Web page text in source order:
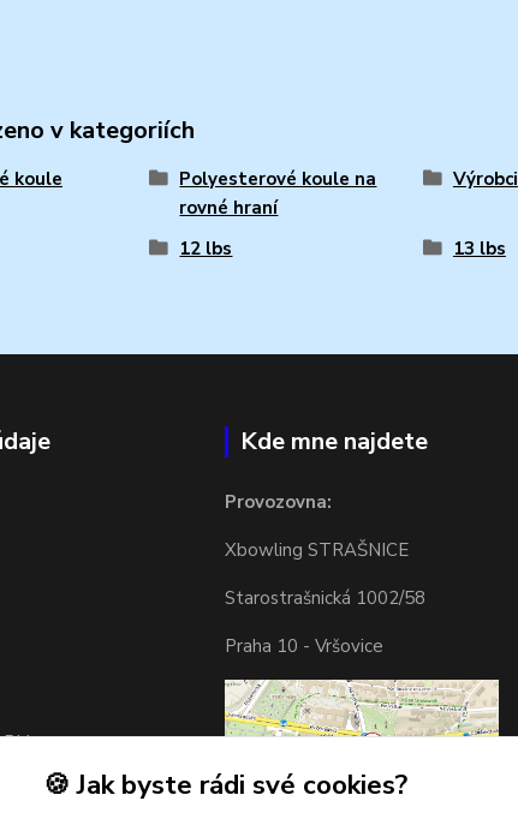
v kategoriích
koule
Polyesterové koule na
rovné hraní
Výrobci
12 lbs 13 lbs
Kde mne najdete
Provozovna:
Xbowling STRAŠNICE
Starostrašnická 1002/58
Praha 10 - Vršovice
🍪 Jak byste rádi své cookies?